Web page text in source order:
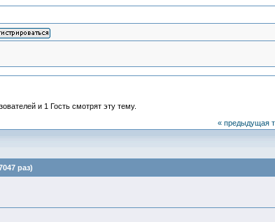
и 1 Гость смотрят эту тему.
« предыдущая
раз)